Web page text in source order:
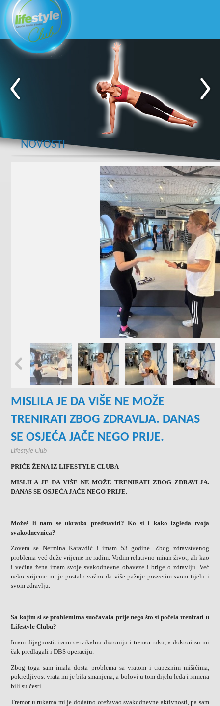
NOVOSTI
MISLILA JE DA VIŠE NE MOŽE
TRENIRATI ZBOG ZDRAVLJA. DANAS
SE OSJEĆA JAČE NEGO PRIJE.
Lifestyle Club
PRIČE ŽENA IZ LIFESTYLE CLUBA
MISLILA JE DA VIŠE NE MOŽE TRENIRATI ZBOG ZDRAVLJA.
DANAS SE OSJEĆA JAČE NEGO PRIJE.
Možeš li nam se ukratko predstaviti?Ko si i kako izgleda tvoja
svakodnevnica?
Zovem se Nermina Karavdić i imam 53 godine. Zbog zdravstvenog
problema već duže vrijeme ne radim. Vodim relativno miran život, ali kao
i većina žena imam svoje svakodnevne obaveze i brige o zdravlju. Već
neko vrijeme mi je postalo važno da više pažnje posvetim svom tijelu i
svom zdravlju.
Sa kojim si se problemima suočavala prije nego što si počela trenirati u
Lifestyle Clubu?
Imam dijagnosticiranu cervikalnu distoniju i tremor ruku, a doktori su mi
čak predlagali i DBS operaciju.
Zbog toga sam imala dosta problema sa vratom i trapeznim mišićima,
pokretljivost vrata mi je bila smanjena, a bolovi u tom dijelu leđa i ramena
bili su česti.
Tremor u rukama mi je dodatno otežavao svakodnevne aktivnosti, pa sam